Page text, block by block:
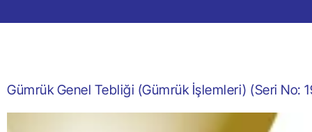
Gümrük Genel Tebliği (Gümrük İşlemleri) (Seri No: